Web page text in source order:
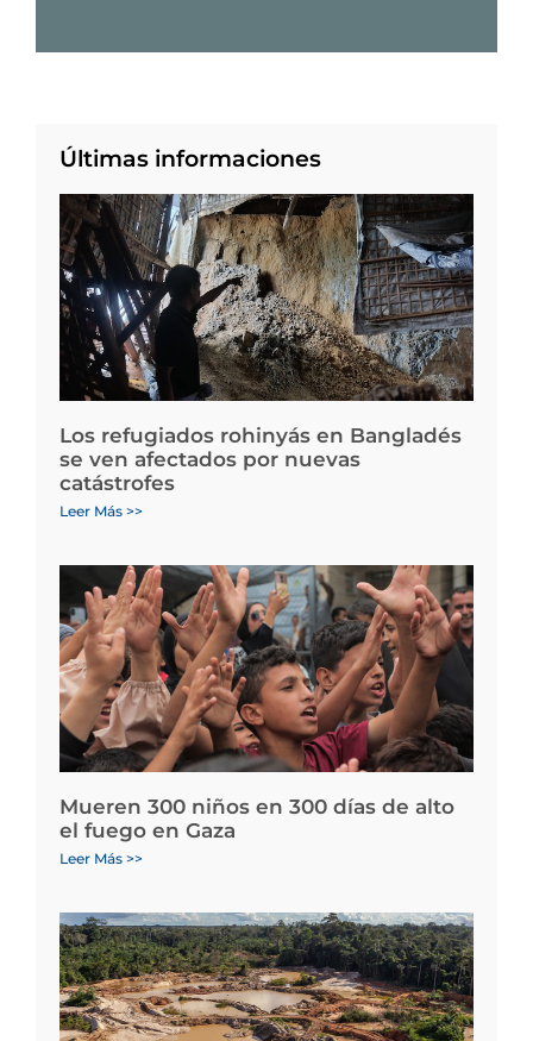
Últimas informaciones
Los refugiados rohinyás en Bangladés
se ven afectados por nuevas
catástrofes
Leer Más >>
Mueren 300 niños en 300 días de alto
el fuego en Gaza
Leer Más >>